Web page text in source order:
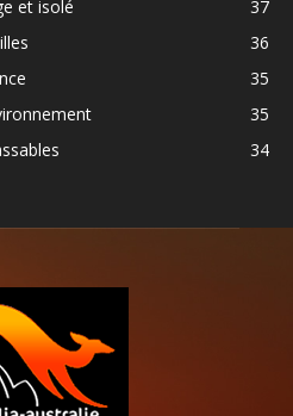
et isolé
37
36
35
35
34